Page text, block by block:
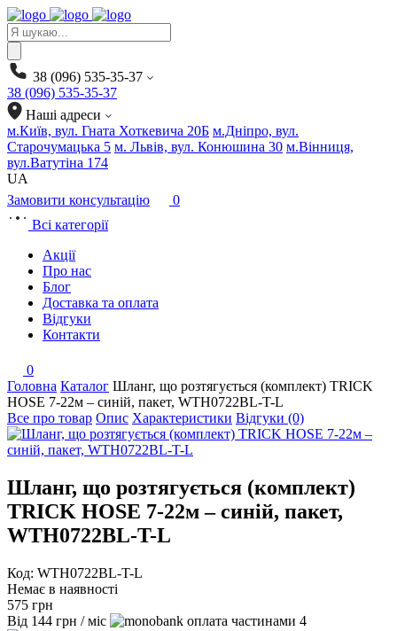
Products
search
38 (096) 535-35-37
38 (096) 535-35-37
Наші адреси
м.Київ, вул. Гната Хоткевича 20Б м.Дніпро, вул.
Старочумацька 5 м. Львів, вул. Конюшина 30 м.Вінниця,
вул.Ватутіна 174
UA
Замовити консультацію
0
Всі категорії
Акції
Про нас
Блог
Доставка та оплата
Відгуки
Контакти
0
Головна Каталог Шланг, що розтягується (комплект) TRICK
HOSE 7-22м – синій, пакет, WTH0722BL-T-L
Все про товар Опис Характеристики Відгуки (0)
Шланг, що розтягується (комплект)
TRICK HOSE 7-22м – синій, пакет,
WTH0722BL-T-L
Код: WTH0722BL-T-L
Немає в наявності
575 грн
Від 144 грн / міс
4